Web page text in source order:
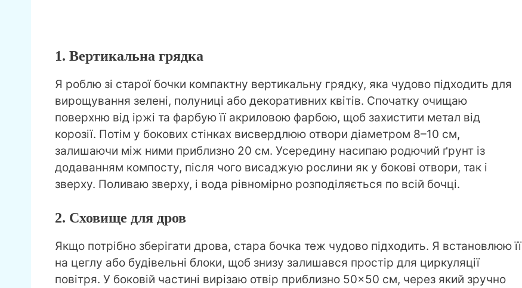
1. Вертикальна грядка
Я роблю зі старої бочки компактну вертикальну грядку, яка чудово підходить для
вирощування зелені, полуниці або декоративних квітів. Спочатку очищаю
поверхню від іржі та фарбую її акриловою фарбою, щоб захистити метал від
корозії. Потім у бокових стінках висвердлюю отвори діаметром 8–10 см,
залишаючи між ними приблизно 20 см. Усередину насипаю родючий ґрунт із
додаванням компосту, після чого висаджую рослини як у бокові отвори, так і
зверху. Поливаю зверху, і вода рівномірно розподіляється по всій бочці.
2. Сховище для дров
Якщо потрібно зберігати дрова, стара бочка теж чудово підходить. Я встановлюю її
на цеглу або будівельні блоки, щоб знизу залишався простір для циркуляції
повітря. У боковій частині вирізаю отвір приблизно 50×50 см, через який зручно